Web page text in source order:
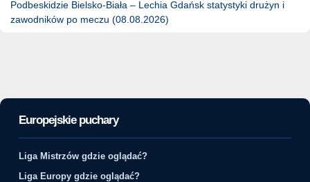
Podbeskidzie Bielsko-Biała – Lechia Gdańsk statystyki drużyn i
zawodników po meczu (08.08.2026)
Europejskie puchary
Liga Mistrzów gdzie oglądać?
Liga Europy gdzie oglądać?